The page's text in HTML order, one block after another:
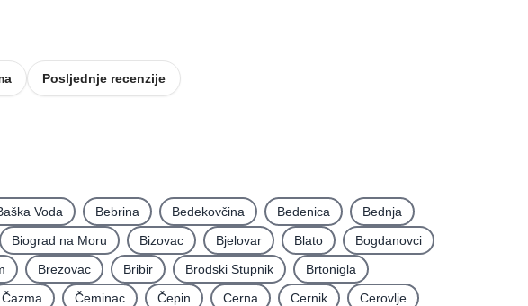
Posljednje recenzije
Voda Bebrina Bedekovčina Bedenica
Bednja
Biograd na Moru Bizovac Bjelovar Blato
Bogdanovci
Brezovac Bribir Brodski Stupnik
Brtonigla
Čazma Čeminac Čepin Cerna Cernik
Cerovlje